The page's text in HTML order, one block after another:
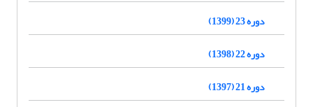
دوره 23 (1399)
دوره 22 (1398)
دوره 21 (1397)